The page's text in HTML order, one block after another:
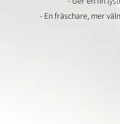
- En fräschare, mer